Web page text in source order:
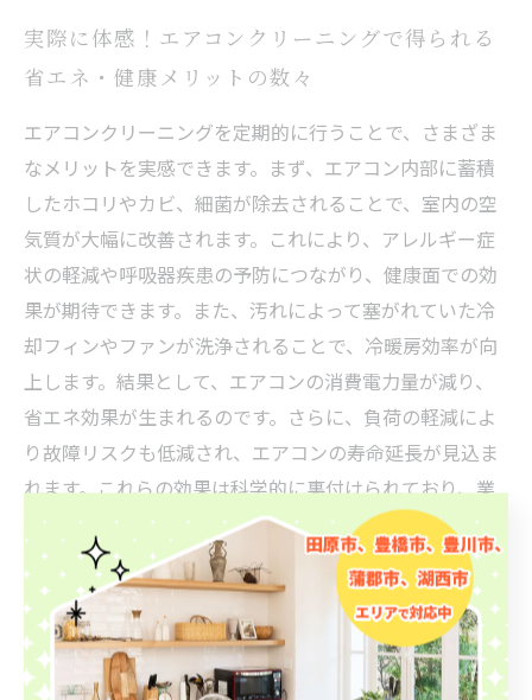
実際に体感！エアコンクリーニングで得られる
省エネ・健康メリットの数々
エアコンクリーニングを定期的に行うことで、さまざま
なメリットを実感できます。まず、エアコン内部に蓄積
したホコリやカビ、細菌が除去されることで、室内の空
気質が大幅に改善されます。これにより、アレルギー症
状の軽減や呼吸器疾患の予防につながり、健康面での効
果が期待できます。また、汚れによって塞がれていた冷
却フィンやファンが洗浄されることで、冷暖房効率が向
上します。結果として、エアコンの消費電力量が減り、
省エネ効果が生まれるのです。さらに、負荷の軽減によ
り故障リスクも低減され、エアコンの寿命延長が見込ま
れます。これらの効果は科学的に裏付けられており、業
界でも推奨されています。エアコンクリーニングは快適
な室内環境と経済的なメリットを両立するために重要な
メンテナンスといえるでしょう。